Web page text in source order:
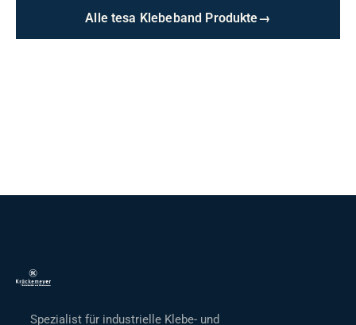
Alle tesa Klebeband Produkte→
Spezialist für industrielle Klebe- und